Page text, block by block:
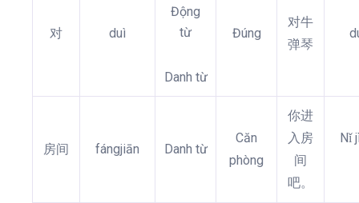
对 duì
Động
từ
Danh từ
Đúng
对牛
弹琴
房间 fángjiān Danh từ
Căn
phòng
你进
入房
间
吧。
Nǐ